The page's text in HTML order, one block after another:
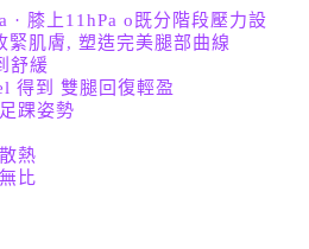
· 膝上11hPa o既分階段壓力設
緊肌膚, 塑造完美腿部曲線
舒緩
得到 雙腿回復輕盈
踝姿勢
熱
比